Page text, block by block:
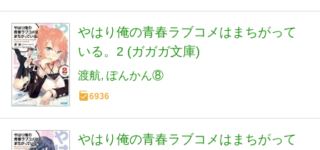
やはり俺の青春ラブコメはまちがって
いる。2 (ガガガ文庫)
渡航 ぽんかん⑧
6936
やはり俺の青春ラブコメはまちがって